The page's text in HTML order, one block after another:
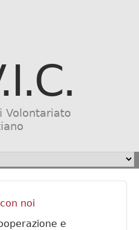
Volontariato
noi
e